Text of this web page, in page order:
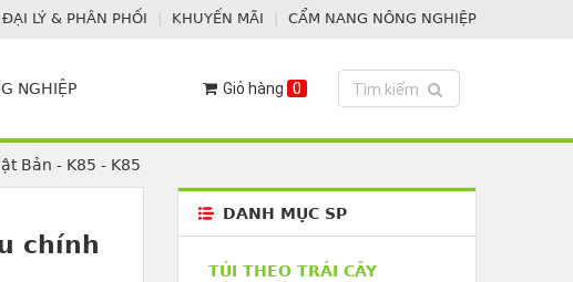
ĐẠI LÝ & PHÂN PHỐI KHUYẾN MÃI CẨM NANG NÔNG NGHIỆP
NGHIỆP Toggle search
Tìm kiếm
Giỏ hàng 0
Bản - K85 - K85
chính
DANH MỤC SP
TÚI THEO TRÁI CÂY